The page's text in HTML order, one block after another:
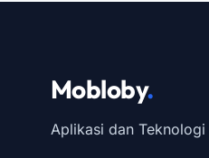
Mobloby.
Aplikasi dan Teknologi